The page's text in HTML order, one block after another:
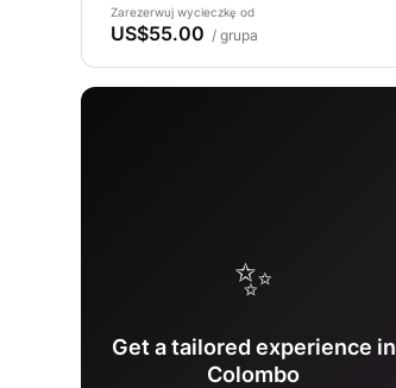
Zarezerwuj wycieczkę od
US$55.00 / grupa
✨
Get a tailored experience in
Colombo